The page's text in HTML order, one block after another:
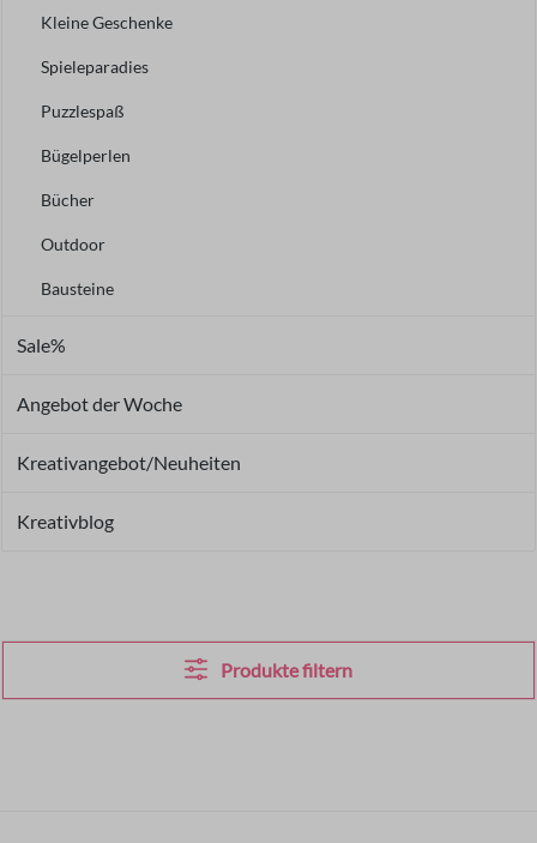
Kleine Geschenke
Spieleparadies
Puzzlespaß
Bügelperlen
Bücher
Outdoor
Bausteine
Sale%
Angebot der Woche
Kreativangebot/Neuheiten
Kreativblog
Produkte filtern